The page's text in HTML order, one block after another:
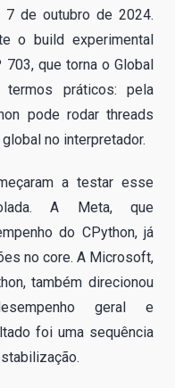
7 de outubro de 2024.
o build experimental
que torna o Global
termos práticos: pela
pode rodar threads
no interpretador.
a testar esse
A Meta, que
do CPython, já
no core. A Microsoft,
também direcionou
geral e
foi uma sequência